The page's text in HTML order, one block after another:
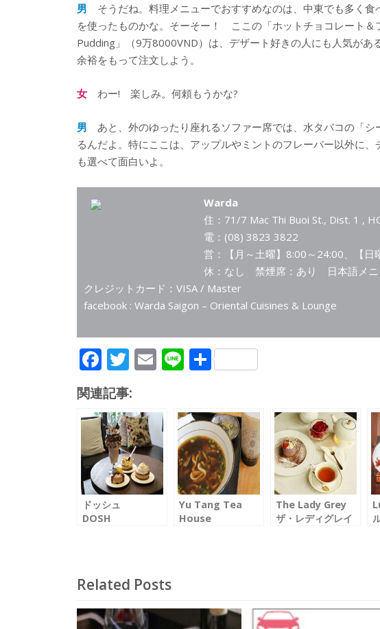
男 そうだね。料理メニューでおすすめなのは、中東でも多く食
を使ったものかな。そーそー！ ここの「ホットチョコレート
Pudding」（9万8000VND）は、デザート好きの人にも人気があ
余裕をもって注文しよう。
女 わー! 楽しみ。何頼もうかな?
男 あと、外のゆったり座れるソファー席では、水タバコの「
るんだよ。特にここは、アップルやミントのフレーバー以外に
も選べて面白いよ。
Warda
住：71/7 Mac Thi Buoi St., Dist. 1 ,
電：(08) 3823 3822
営：【月～土曜】8:00～24:00、【
休：なし 禁煙席：あり 日本語メニ
クレジットカード：VISA / Master
facebook : Warda Saigon – Oriental Cuisines & Lounge
F
ac
e
b
o
o
k
T
itt
er
E
l
Li 共
関連記事:
ドッシュ
DOSH
Yu Tang Tea
House
The Lady Grey
ザ・レディグレイ
Related Posts